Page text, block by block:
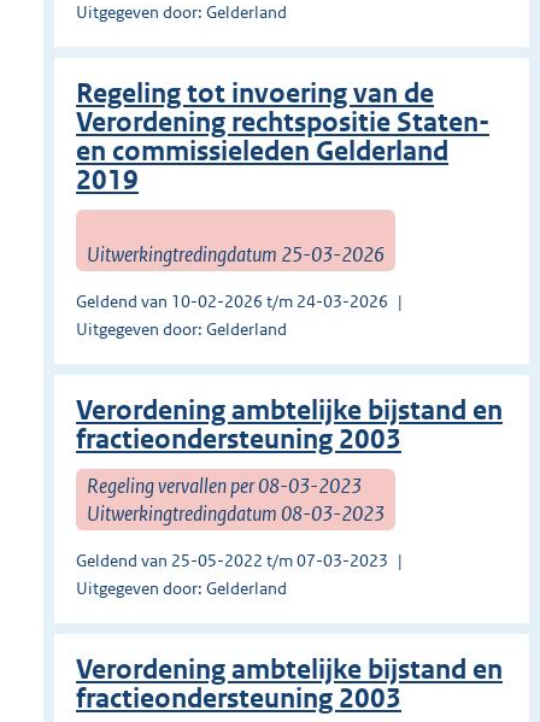
Uitgegeven door: Gelderland
Regeling tot invoering van de
Verordening rechtspositie Staten-
en commissieleden Gelderland
2019
Uitwerkingtredingdatum 25-03-2026
Geldend van 10-02-2026 t/m 24-03-2026
Uitgegeven door: Gelderland
Verordening ambtelijke bijstand en
fractieondersteuning 2003
Regeling vervallen per 08-03-2023
Uitwerkingtredingdatum 08-03-2023
Geldend van 25-05-2022 t/m 07-03-2023
Uitgegeven door: Gelderland
Verordening ambtelijke bijstand en
fractieondersteuning 2003